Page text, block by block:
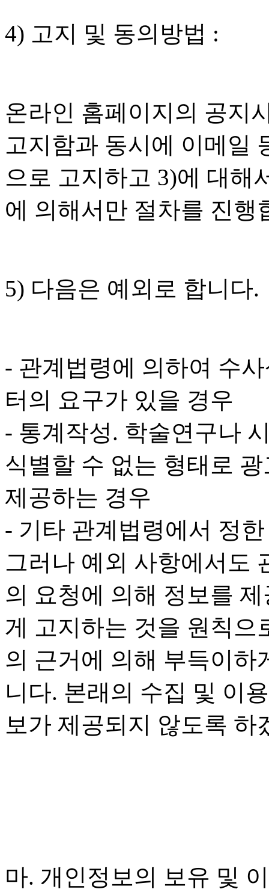
4) 고지 및 동의방법 :
온라인 홈페이지의 공지
고지함과 동시에 이메일
으로 고지하고 3)에 대해
에 의해서만 절차를 진행
5) 다음은 예외로 합니다.
- 관계법령에 의하여 수
터의 요구가 있을 경우
- 통계작성. 학술연구나
식별할 수 없는 형태로
제공하는 경우
- 기타 관계법령에서 정
그러나 예외 사항에서도
의 요청에 의해 정보를
게 고지하는 것을 원칙으
의 근거에 의해 부득이하
니다. 본래의 수집 및 이
보가 제공되지 않도록 하
마. 개인정보의 보유 및